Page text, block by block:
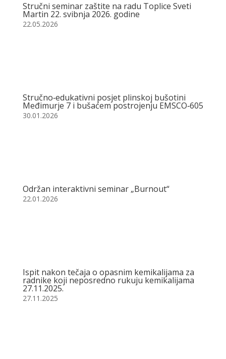
Stručni seminar zaštite na radu Toplice Sveti
Martin 22. svibnja 2026. godine
22.05.2026
Stručno‑edukativni posjet plinskoj bušotini
Međimurje 7 i bušaćem postrojenju EMSCO‑605
30.01.2026
Održan interaktivni seminar „Burnout“
22.01.2026
Ispit nakon tečaja o opasnim kemikalijama za
radnike koji neposredno rukuju kemikalijama
27.11.2025.
27.11.2025